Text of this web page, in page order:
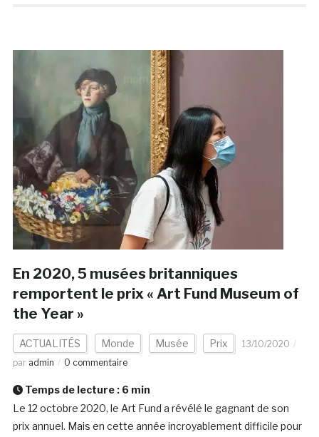
En 2020, 5 musées britanniques
remportent le prix « Art Fund Museum of
the Year »
ACTUALITÉS Monde Musée Prix
13/10/2020
par admin 0 commentaire
Temps de lecture : 6 min
Le 12 octobre 2020, le Art Fund a révélé le gagnant de son
prix annuel. Mais en cette année incroyablement difficile pour